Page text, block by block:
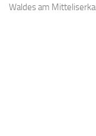
Waldes am